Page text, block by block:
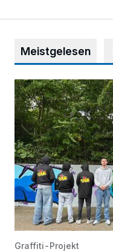
Meistgelesen
Aus Grau wird Haltung
Graffiti-Projekt